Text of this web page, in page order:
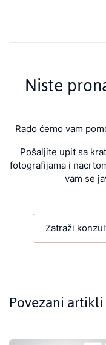
Niste
Rado ćemo vam
Pošaljite upit sa
fotografijama i
vam se
Zatraži
Povezani artikli